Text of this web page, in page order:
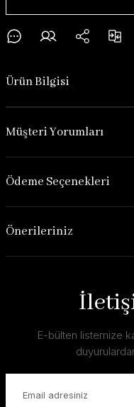
Ürün Bilgisi
Müşteri Yorumları
Ödeme Seçenekleri
Önerileriniz
E-bülten listemize